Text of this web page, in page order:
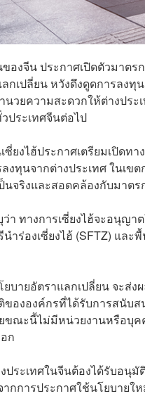
ของจีน ประกาศเปิดตัวมาต
กเปลี่ยน หวังดึงดูดการลง
วยความสะดวกให้ต่างปร
ประเทศจีนต่อไป
ยงไฮ้ประกาศเตรียมเปิด
ทุนจากต่างประเทศ ในเข
ป็นจริงและสอดคล้องกับมาต
า ทางการเซี่ยงไฮ้จะอนุ
ำร่องเซี่ยงไฮ้ (SFTZ) แล
ายอัตราแลกเปลี่ยน จะส่ง
ององค์กรที่ได้รับการสนับ
ขณะนี้ไม่มีหน่วยงานหรือบุ
ก
ระเทศในจีนต้องได้รับอนุ
กการประกาศใช้นโยบายใ